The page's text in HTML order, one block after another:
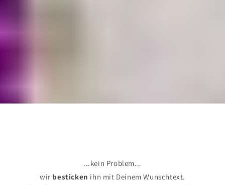
...kein Problem...
wir besticken ihn mit Deinem Wunschtext.